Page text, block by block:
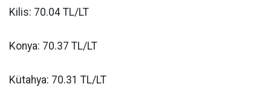
Kilis: 70.04 TL/LT
Konya: 70.37 TL/LT
Kütahya: 70.31 TL/LT